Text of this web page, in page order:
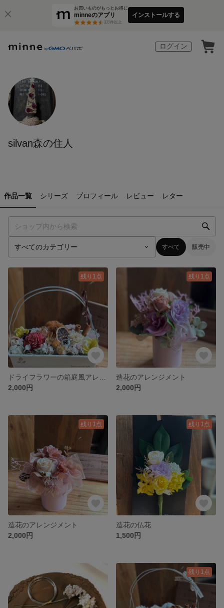
お買いものがもっとお得に
minneのアプリ
3万件以上
インストールする
ログイン
silvan森の住人
作品一覧 シリーズ プロフィール レビュー レター
すべて 販売中
残り1点
2,000円
残り1点
造花のアレンジメント
2,000円
残り1点
造花のアレンジメント
2,000円
残り1点
造花の仏花
1,500円
残り1点